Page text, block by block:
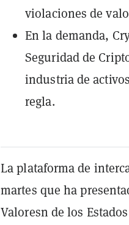
violaciones de
En la demanda,
Seguridad de
industria de
regla.
La plataforma de
martes que ha
Valoresn de los